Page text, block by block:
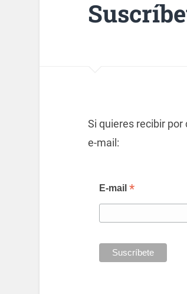
Si quieres recibir
e-mail:
E-mail*